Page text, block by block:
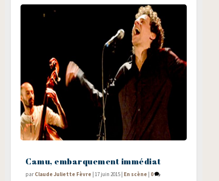
Camu, embarquement immédiat
par Claude Juliette Fèvre |17 juin 2015 En scène 0